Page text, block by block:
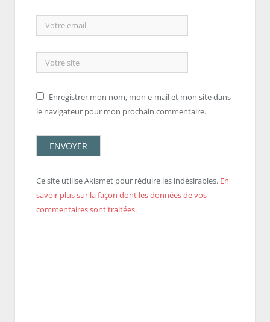
Enregistrer mon nom, mon e-mail et mon site dans
le navigateur pour mon prochain commentaire.
Ce site utilise Akismet pour réduire les indésirables. En
savoir plus sur la façon dont les données de vos
commentaires sont traitées.